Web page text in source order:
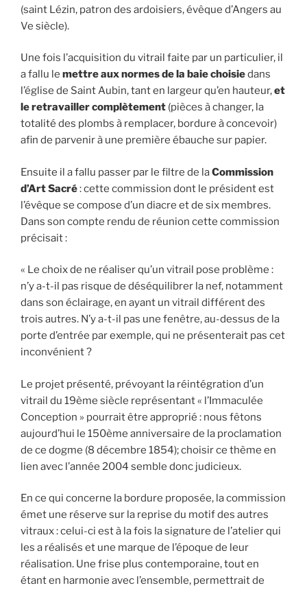
(saint Lézin, patron des ardoisiers, évêque d’Angers au
Ve siècle).
Une fois l’acquisition du vitrail faite par un particulier, il
a fallu le mettre aux normes de la baie choisiedans
l’église de Saint Aubin, tant en largeur qu’en hauteur,et
le retravailler complètement (pièces à changer, la
totalité des plombs à remplacer, bordure à concevoir)
afin de parvenir à une première ébauche sur papier.
Ensuite il a fallu passer par le filtre de laCommission
d’Art Sacré: cette commission dont le président est
l’évêque se compose d’un diacre et de six membres.
Dans son compte rendu de réunion cette commission
précisait :
« Le choix de ne réaliser qu’un vitrail pose problème :
n’y a-t-il pas risque de déséquilibrer la nef, notamment
dans son éclairage, en ayant un vitrail différent des
trois autres. N’y a-t-il pas une fenêtre, au-dessus de la
porte d’entrée par exemple, qui ne présenterait pas cet
inconvénient ?
Le projet présenté, prévoyant la réintégration d’un
vitrail du 19ème siècle représentant « l’Immaculée
Conception » pourrait être approprié : nous fêtons
aujourd’hui le 150ème anniversaire de la proclamation
de ce dogme (8 décembre 1854); choisir ce thème en
lien avec l’année 2004 semble donc judicieux.
En ce qui concerne la bordure proposée, la commission
émet une réserve sur la reprise du motif des autres
vitraux : celui-ci est à la fois la signature de l’atelier qui
les a réalisés et une marque de l’époque de leur
réalisation. Une frise plus contemporaine, tout en
étant en harmonie avec l’ensemble, permettrait de